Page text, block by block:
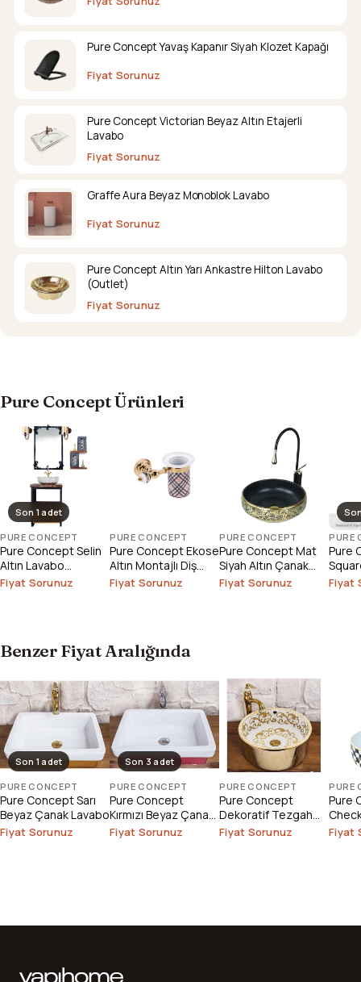
Pure Concept Yavaş Kapanır Siyah Klozet Kapağı
Fiyat Sorunuz
Pure Concept Victorian Beyaz Altın Etajerli
Lavabo
Fiyat Sorunuz
Graffe Aura Beyaz Monoblok Lavabo
Fiyat Sorunuz
Pure Concept Altın Yarı Ankastre Hilton Lavabo
(Outlet)
Fiyat Sorunuz
Pure Concept Ürünleri
Son 1 adet
PURE CONCEPT
Pure Concept Selin
Altın Lavabo
Bataryası (Outlet)
Fiyat Sorunuz
PURE CONCEPT
Pure Concept Ekose
Altın Montajlı Diş
Fırçalık
Fiyat Sorunuz
PURE CONCEPT
Pure Concept Mat
Siyah Altın Çanak
Lavabo
Fiyat Sorunuz
PURE
Pure
Fiyat
Benzer Fiyat Aralığında
Son 1 adet
PURE CONCEPT
Pure Concept Sarı
Beyaz Çanak Lavabo
Fiyat Sorunuz
Son 3 adet
PURE CONCEPT
Pure Concept
Kırmızı Beyaz Çanak
Lavabo
Fiyat Sorunuz
PURE CONCEPT
Pure Concept
Dekoratif Tezgah
Üstü Çanak Lavabo
Fiyat Sorunuz
PURE
Pure
Fiyat